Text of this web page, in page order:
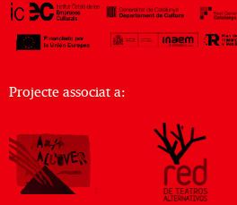
Projecte associat a: